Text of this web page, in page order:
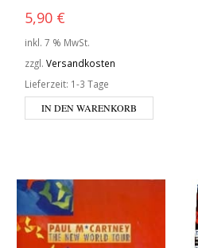
5,90 €
inkl. 7 % MwSt.
zzgl. Versandkosten
Lieferzeit: 1-3 Tage
IN DEN WARENKORB